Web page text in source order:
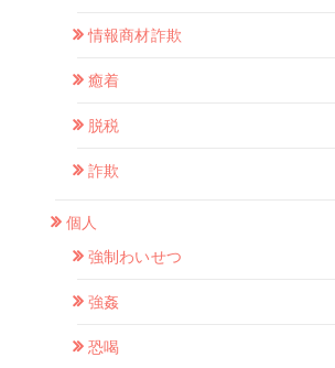
情報商材詐欺
癒着
脱税
詐欺
個人
強制わいせつ
強姦
恐喝